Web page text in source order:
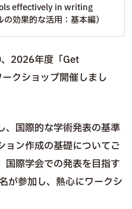
effectively in writing
効果的な活用：基本編）
2026年度「Get
クショップ開催しまし
、国際的な学術発表の基準
ョン作成の基礎についてご
国際学会での発表を目指す
が参加し、熱心にワークシ